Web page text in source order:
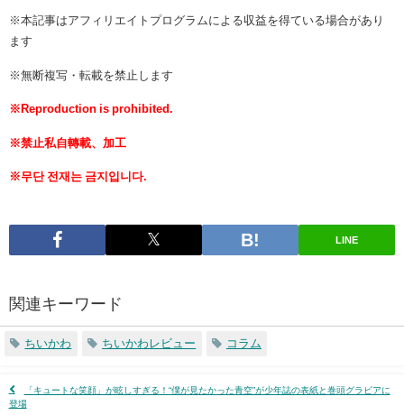
※本記事はアフィリエイトプログラムによる収益を得ている場合があり
ます
※無断複写・転載を禁止します
※Reproduction is prohibited.
※禁止私自轉載、加工
※무단 전재는 금지입니다.
LINE
関連キーワード
ちいかわ ちいかわレビュー コラム
「キュートな笑顔」が眩しすぎる！“僕が見たかった青空”が少年誌の表紙と巻頭グラビアに
登場